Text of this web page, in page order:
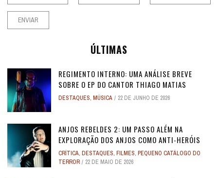
ÚLTIMAS
REGIMENTO INTERNO: UMA ANÁLISE BREVE
SOBRE O EP DO CANTOR THIAGO MATIAS
DESTAQUES, MÚSICA 22 DE JUNHO DE 2026
ANJOS REBELDES 2: UM PASSO ALÉM NA
EXPLORAÇÃO DOS ANJOS COMO ANTI-HERÓIS
CRÍTICA, DESTAQUES, FILMES, PEQUENO CATÁLOGO DO
TERROR
22 DE MAIO DE 2026